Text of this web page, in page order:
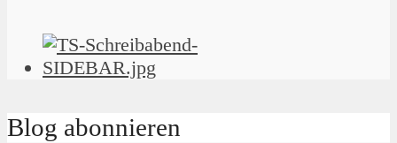
Blog abonnieren